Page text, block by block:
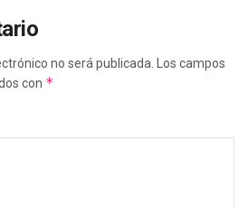
no será publicada.
Los campos
con *